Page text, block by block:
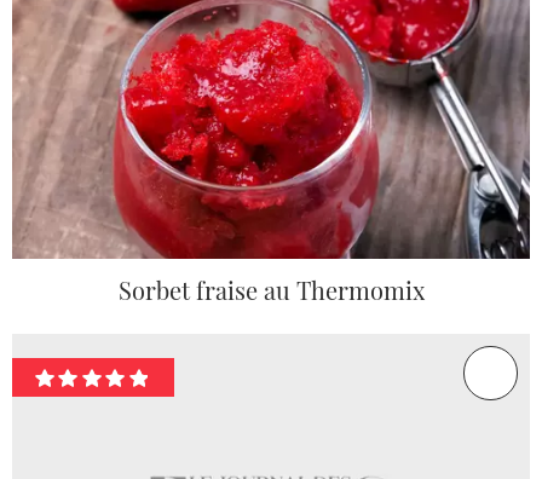
Sorbet fraise au Thermomix